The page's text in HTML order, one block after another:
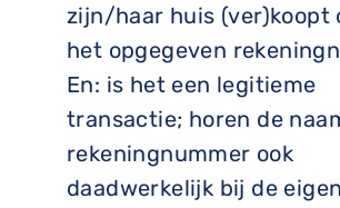
zijn/haar huis (ver)koopt
het opgegeven
En: is het een legitieme
transactie; horen de
rekeningnummer ook
daadwerkelijk bij de